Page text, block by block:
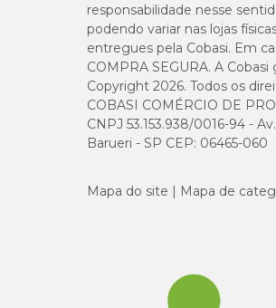
Lisina (mín.)
Ômega 3 (mín.)
Ômega 6 (mín.)
Vitamina A 11.000UI; vitamina
responsabilidade nesse
podendo variar nas lojas
entregues pela Cobasi. Em
COMPRA SEGURA. A
Copyright 2026. Todos os
COBASI COMÉRCIO DE
CNPJ 53.153.938/0016-94 -
Barueri - SP CEP: 06465-060
Mapa do site Mapa de